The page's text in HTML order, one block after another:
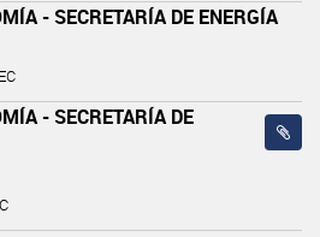
- SECRETARÍA DE ENERGÍA
- SECRETARÍA DE